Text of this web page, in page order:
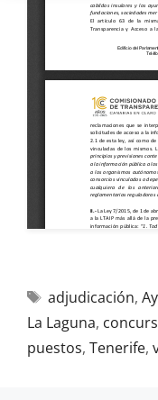
adjudicación,
La Laguna,
puestos, Tenerife,